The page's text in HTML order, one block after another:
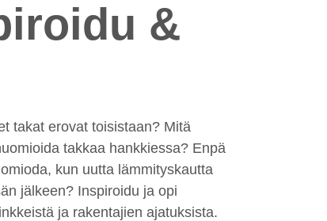
&
takat erovat toisistaan? Mitä
takkaa hankkiessa? Enpä
kun uutta lämmityskautta
jälkeen? Inspiroidu ja opi
ja rakentajien ajatuksista.